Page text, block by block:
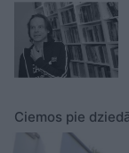
Ciemos pie